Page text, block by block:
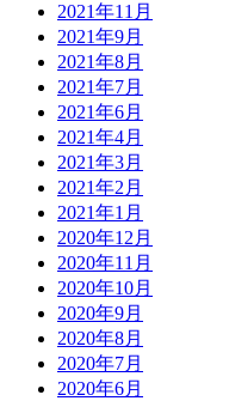
2021年11月
2021年9月
2021年8月
2021年7月
2021年6月
2021年4月
2021年3月
2021年2月
2021年1月
2020年12月
2020年11月
2020年10月
2020年9月
2020年8月
2020年7月
2020年6月